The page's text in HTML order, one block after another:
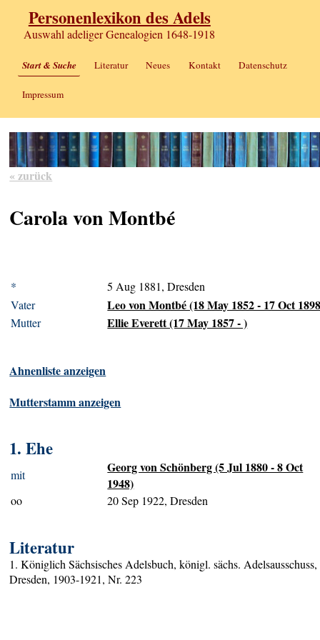
Personenlexikon des Adels
Auswahl adeliger Genealogien 1648-1918
Start & Suche Literatur Neues Kontakt Datenschutz
Impressum
« zurück
Carola von Montbé
*
5 Aug 1881, Dresden
Vater
Leo von Montbé (18 May 1852 - 17 Oct
Mutter Ellie Everett (17 May 1857 - )
Ahnenliste anzeigen
Mutterstamm anzeigen
1. Ehe
mit
Georg von Schönberg (5 Jul 1880 - 8 Oct
1948)
oo 20 Sep 1922, Dresden
Literatur
1. Königlich Sächsisches Adelsbuch, königl. sächs. Adelsausschuss,
Dresden, 1903-1921, Nr. 223